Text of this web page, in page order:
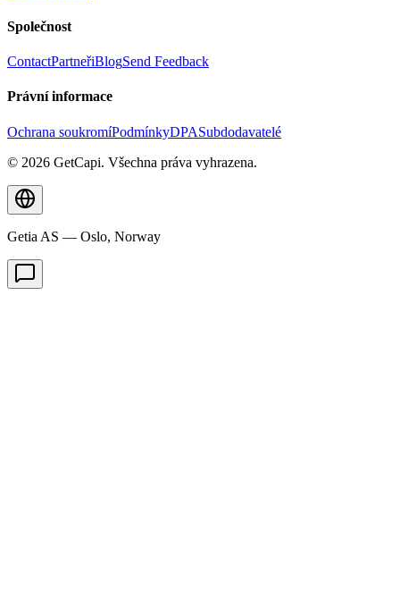
Společnost
ContactPartneřiBlogSend Feedback
Právní informace
Ochrana soukromíPodmínkyDPASubdodavatelé
© 2026 GetCapi. Všechna práva vyhrazena.
Getia AS — Oslo, Norway